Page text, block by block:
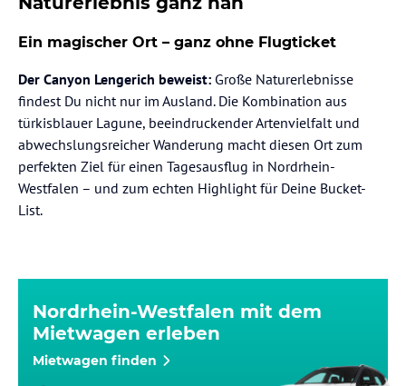
Ein magischer Ort – ganz ohne Flugticket
Der Canyon Lengerich beweist: Große Naturerlebnisse
findest Du nicht nur im Ausland. Die Kombination aus
türkisblauer Lagune, beeindruckender Artenvielfalt und
abwechslungsreicher Wanderung macht diesen Ort zum
perfekten Ziel für einen Tagesausflug in Nordrhein-
Westfalen – und zum echten Highlight für Deine Bucket-
List.
Nordrhein-Westfalen mit dem
Mietwagen erleben
Mietwagen finden